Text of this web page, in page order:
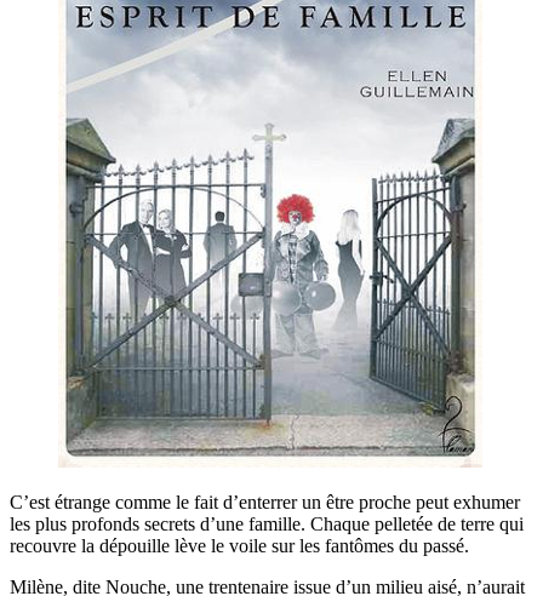
C’est étrange comme le fait d’enterrer un être proche peut exhumer
les plus profonds secrets d’une famille. Chaque pelletée de terre qui
recouvre la dépouille lève le voile sur les fantômes du passé.
Milène, dite Nouche, une trentenaire issue d’un milieu aisé, n’aurait